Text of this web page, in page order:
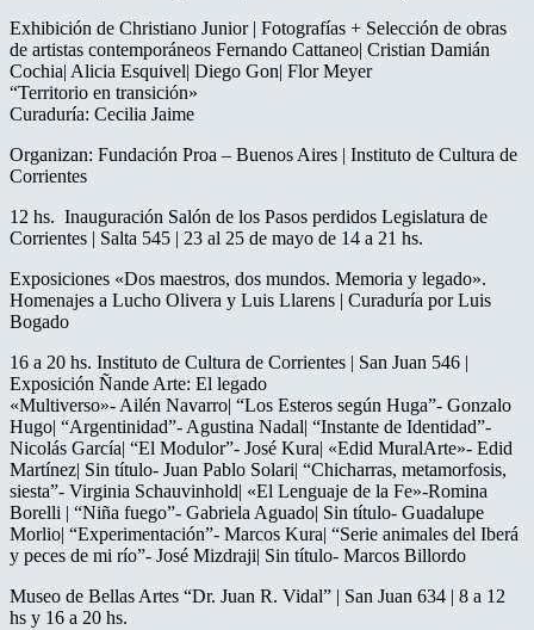
Exhibición de Christiano Junior | Fotografías + Selección de obras
de artistas contemporáneos Fernando Cattaneo| Cristian Damián
Cochia| Alicia Esquivel| Diego Gon| Flor Meyer
“Territorio en transición»
Curaduría: Cecilia Jaime
Organizan: Fundación Proa – Buenos Aires | Instituto de Cultura de
Corrientes
12 hs. Inauguración Salón de los Pasos perdidos Legislatura de
Corrientes | Salta 545 | 23 al 25 de mayo de 14 a 21 hs.
Exposiciones «Dos maestros, dos mundos. Memoria y legado».
Homenajes a Lucho Olivera y Luis Llarens | Curaduría por Luis
Bogado
16 a 20 hs. Instituto de Cultura de Corrientes | San Juan 546 |
Exposición Ñande Arte: El legado
«Multiverso»- Ailén Navarro| “Los Esteros según Huga”- Gonzalo
Hugo| “Argentinidad”- Agustina Nadal| “Instante de Identidad”-
Nicolás García| “El Modulor”- José Kura| «Edid MuralArte»- Edid
Martínez| Sin título- Juan Pablo Solari| “Chicharras, metamorfosis,
siesta”- Virginia Schauvinhold| «El Lenguaje de la Fe»-Romina
Borelli | “Niña fuego”- Gabriela Aguado| Sin título- Guadalupe
Morlio| “Experimentación”- Marcos Kura| “Serie animales del Iberá
y peces de mi río”- José Mizdraji| Sin título- Marcos Billordo
Museo de Bellas Artes “Dr. Juan R. Vidal” | San Juan 634 | 8 a 12
hs y 16 a 20 hs.